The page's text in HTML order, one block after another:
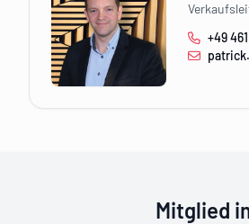
+49
Mitglied